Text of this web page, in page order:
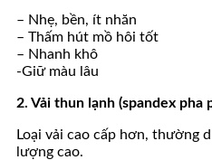
– Nhẹ, bền, ít nhăn
– Thấm hút mồ hôi tốt
– Nhanh khô
-Giữ màu lâu
2. Vải thun lạnh (spandex pha
Loại vải cao cấp hơn, thường
lượng cao.